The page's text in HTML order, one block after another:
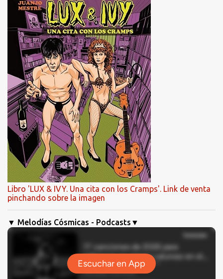
Libro 'LUX & IVY. Una cita con los Cramps'. Link de venta
pinchando sobre la imagen
▼ Melodías Cósmicas - Podcasts▼